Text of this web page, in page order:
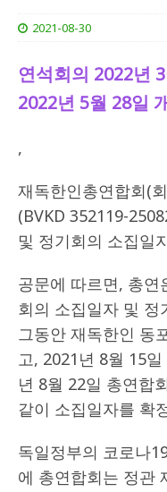
2021-08-30
연석회의 2022년
2022년 5월 28일
,
재독한인총연합회(
(BVKD 352119-
및 정기회의 소집일
공문에 따르면, 총연
회의 소집일자 및 정
그동안 재독한인 동
고, 2021년 8월 15
년 8월 22일 총연합
같이 소집일자를 확
독일정부의 코로나
에 총연합회는 정관